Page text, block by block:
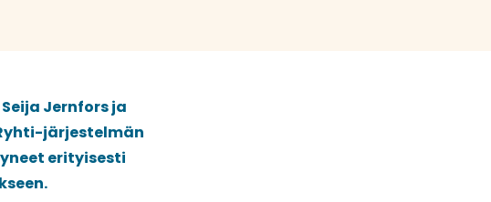
Jernfors ja
järjestelmän
erityisesti